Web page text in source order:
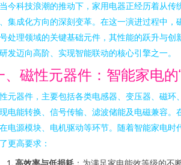
今科技浪潮的推动下，家用电器正经历着从传
集成化方向的深刻变革。在这一演进过程中，
处理领域的关键基础元件，其性能的跃升与创
发迈向高阶、实现智能联动的核心引擎之一。
、磁性元器件：智能家电的
元器件，主要包括各类电感器、变压器、磁环
电能转换、信号传输、滤波储能及电磁兼容。
电源模块、电机驱动等环节。随着智能家电时
更高要求：
高效率与低损耗 ：为满足家电能效等级的不